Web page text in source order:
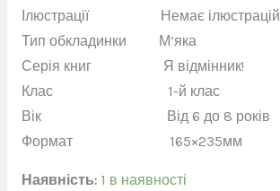
Ілюстрації Немає ілюстрацій
Тип обкладинки М’яка
Серія книг Я відмінник!
Клас 1-й клас
Вік Від 6 до 8 років
Формат 165×235мм
Наявність: 1 в наявності